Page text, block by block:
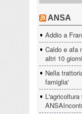
ANSA
Addio a
Caldo e afa
altri 10 giorni
Nella
famiglia'